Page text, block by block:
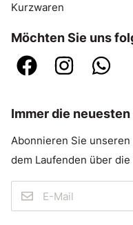
Kurzwaren
Möchten Sie uns
Immer die
Abonnieren Sie
dem Laufenden über